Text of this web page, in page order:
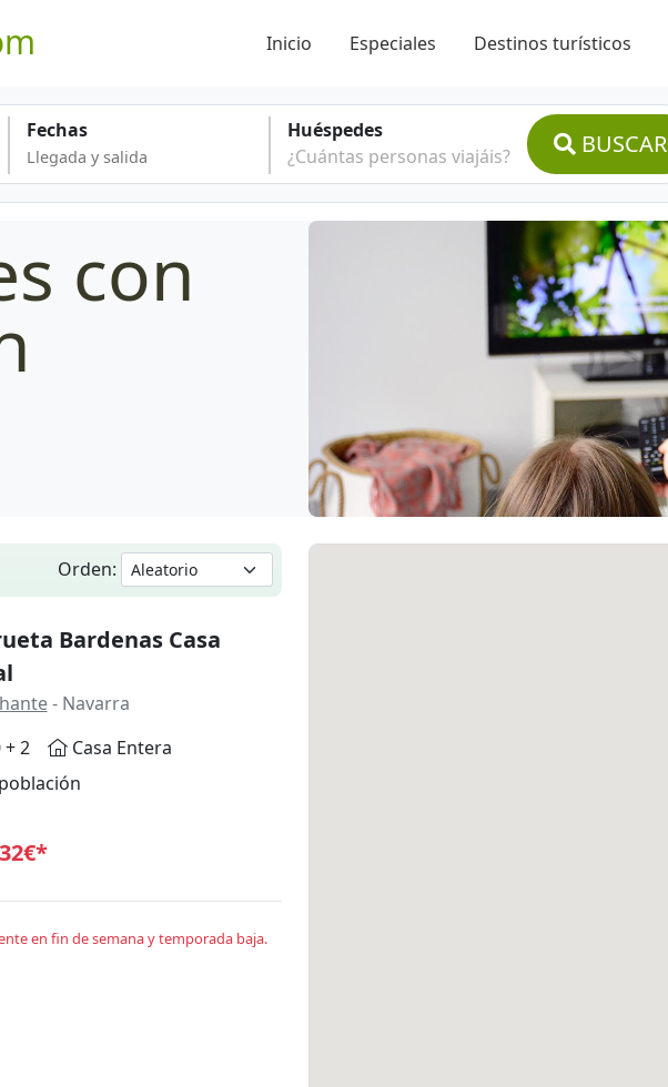
Inicio Especiales Destinos turísticos
Fechas
Huéspedes
¿Cuántas personas viajáis?
BUSCAR
con
Orden:
Bardenas Casa
- Navarra
2
Casa Entera
32€*
en fin de semana y temporada baja.